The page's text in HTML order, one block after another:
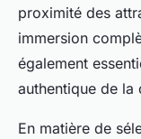
proximité des
immersion
également
authentique de la
En matière de